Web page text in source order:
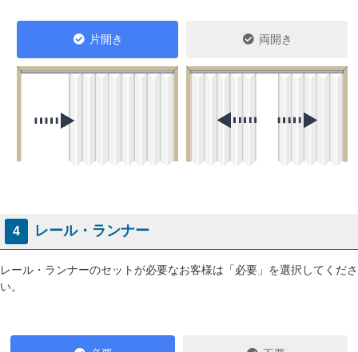
片開き 両開き
4 レール・ランナー
レール・ランナーのセットが必要なお客様は「必要」を選択してくださ
い。